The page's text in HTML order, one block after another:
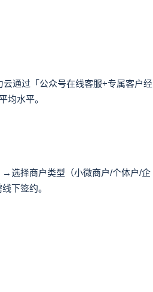
通过「公众号在线客服+专属客户经
均水平。
择商户类型（小微商户/个体户/企
下签约。